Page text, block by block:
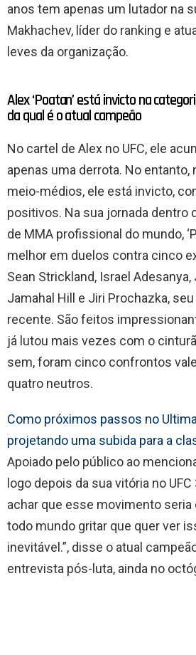
anos tem apenas um lutador na
Makhachev, líder do ranking e
leves da organização.
Alex ‘Poatan’ está invicto na
da qual é o atual campeão
No cartel de Alex no UFC, ele
apenas uma derrota. No entanto,
meio-médios, ele está invicto,
positivos. Na sua jornada dentro
de MMA profissional do mundo,
melhor em duelos contra cinco
Sean Strickland, Israel
Jamahal Hill e Jiri Prochazka,
recente. São feitos
já lutou mais vezes com o
sem, foram cinco confrontos
quatro neutros.
Como próximos passos no
projetando uma subida para a
Apoiado pelo público ao
logo depois da sua vitória no UFC
achar que esse movimento seria
todo mundo gritar que quer ver
inevitável.”, disse o atual
entrevista pós-luta, ainda no